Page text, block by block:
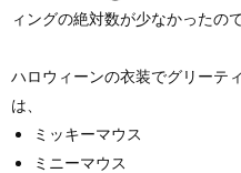
ィングの絶対数が少なかったの
ハロウィーンの衣装でグリーテ
は、
ミッキーマウス
ミニーマウス